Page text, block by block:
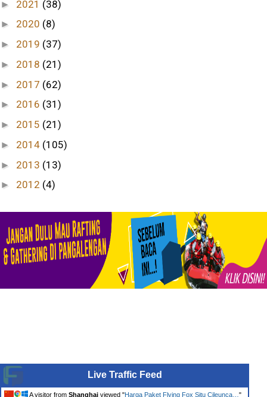
► 2021 (38)
► 2020 (8)
► 2019 (37)
► 2018 (21)
► 2017 (62)
► 2016 (31)
► 2015 (21)
► 2014 (105)
► 2013 (13)
► 2012 (4)
Live Traffic Feed
A visitor from Shanghai viewed "Harga Paket Flying Fox Situ Cileunca… "